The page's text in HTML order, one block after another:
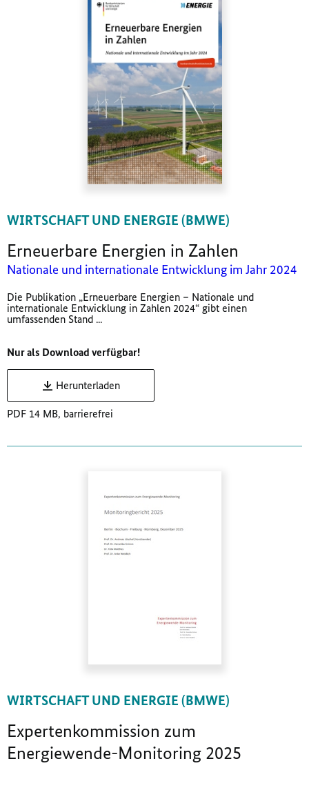
WIRTSCHAFT UND ENERGIE (BMWE)
Erneuerbare Energien in Zahlen
Nationale und internationale Entwicklung im Jahr 2024
Die Publikation „Erneuerbare Energien – Nationale und
internationale Entwicklung in Zahlen 2024“ gibt einen
umfassenden Stand ...
Nur als Download verfügbar!
Herunterladen
PDF 14 MB, barrierefrei
WIRTSCHAFT UND ENERGIE (BMWE)
Expertenkommission zum
Energiewende-Monitoring 2025